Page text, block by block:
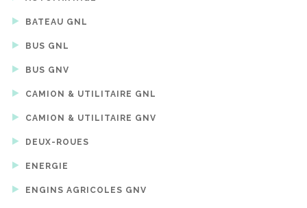
BATEAU GNL
BUS GNL
BUS GNV
CAMION & UTILITAIRE GNL
CAMION & UTILITAIRE GNV
DEUX-ROUES
ENERGIE
ENGINS AGRICOLES GNV